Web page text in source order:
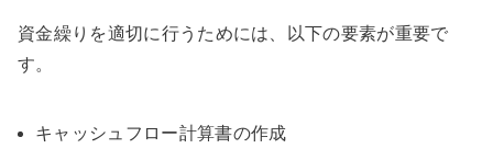
資金繰りを適切に行うためには、以下の要素が重要で
す。
キャッシュフロー計算書の作成